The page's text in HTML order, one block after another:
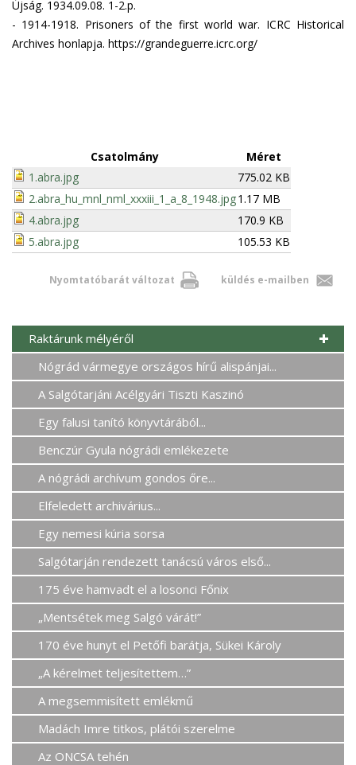
Újság. 1934.09.08. 1-2.p.
- 1914-1918. Prisoners of the first world war. ICRC Historical
Archives honlapja. https://grandeguerre.icrc.org/
Csatolmány
Méret
1.abra.jpg
775.02 KB
2.abra_hu_mnl_nml_xxxiii_1_a_8_1948.jpg1.17 MB
4.abra.jpg
170.9 KB
5.abra.jpg
105.53 KB
Nyomtatóbarát változat küldés e-mailben
Raktárunk mélyéről
Nógrád vármegye országos hírű alispánjai...
A Salgótarjáni Acélgyári Tiszti Kaszinó
Egy falusi tanító könyvtárából...
Benczúr Gyula nógrádi emlékezete
A nógrádi archívum gondos őre...
Elfeledett archivárius...
Egy nemesi kúria sorsa
Salgótarján rendezett tanácsú város első...
175 éve hamvadt el a losonci Főnix
„Mentsétek meg Salgó várát!”
170 éve hunyt el Petőfi barátja, Sükei Károly
„A kérelmet teljesítettem…”
A megsemmisített emlékmű
Madách Imre titkos, plátói szerelme
Az ONCSA tehén